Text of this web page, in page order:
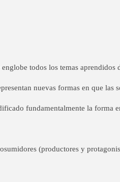
todos los temas aprendidos
nuevas formas en que las
fundamentalmente la forma
(productores y